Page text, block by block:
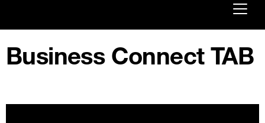
First visit ?
Business Connect TAB